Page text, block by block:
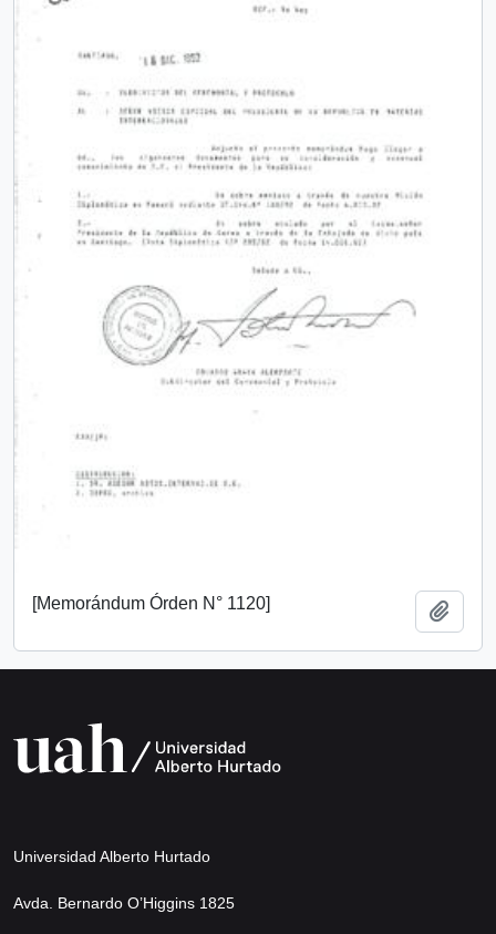
[Memorándum Órden N° 1120]
Universidad Alberto Hurtado
Avda. Bernardo O’Higgins 1825